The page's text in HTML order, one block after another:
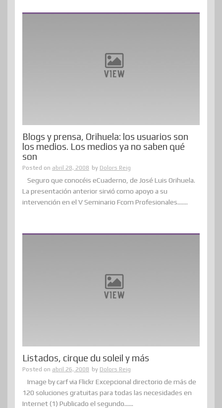
Blogs y prensa, Orihuela: los usuarios son
los medios. Los medios ya no saben qué
son
Posted on abril 28, 2008 by Dolors Reig
Seguro que conocéis eCuaderno, de José Luis Orihuela.
La presentación anterior sirvió como apoyo a su
intervención en el V Seminario Fcom Profesionales.......
Listados, cirque du soleil y más
Posted on abril 26, 2008 by Dolors Reig
Image by carf via Flickr Excepcional directorio de más de
120 soluciones gratuitas para todas las necesidades en
Internet (1) Publicado el segundo......